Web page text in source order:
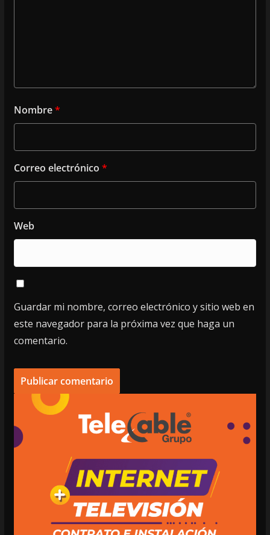
Nombre*
Correo electrónico *
Web
Guardar mi nombre, correo electrónico y sitio web en
este navegador para la próxima vez que haga un
comentario.